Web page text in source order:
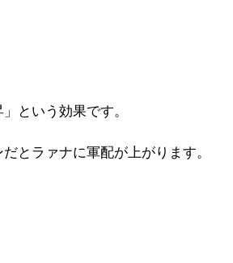
という効果です。
とラァナに軍配が上がります。